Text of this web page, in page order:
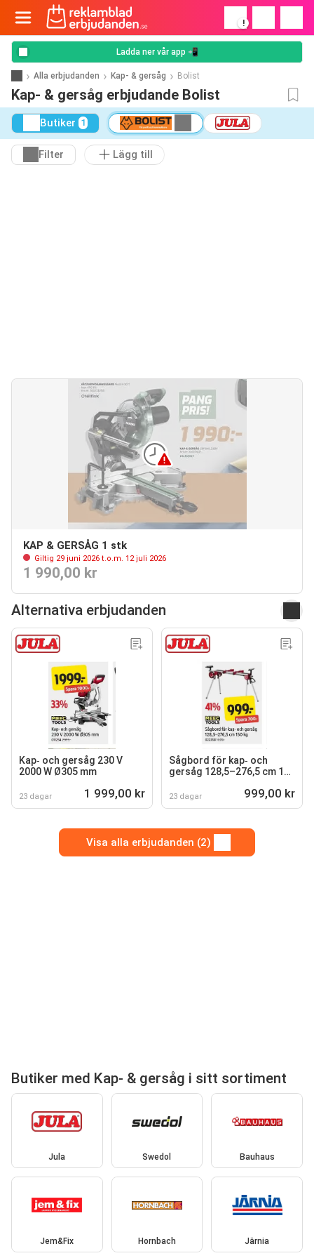
!
Ladda ner vår app 📲
Alla erbjudanden Kap- & gersåg Bolist
Kap- & gersåg erbjudande Bolist
Butiker 1
Filter Lägg till
KAP & GERSÅG 1 stk
Giltig 29 juni 2026 t.o.m. 12 juli 2026
1 990,00 kr
Alternativa erbjudanden
Kap‐ och gersåg 230 V
2000 W Ø305 mm
23 dagar 1 999,00 kr
Sågbord för kap‐ och
gersåg 128,5–276,5 cm 150
23 dagar 999,00 kr
Visa alla erbjudanden (2)
Butiker med Kap- & gersåg i sitt sortiment
Jula Swedol Bauhaus
Jem&Fix Hornbach Järnia